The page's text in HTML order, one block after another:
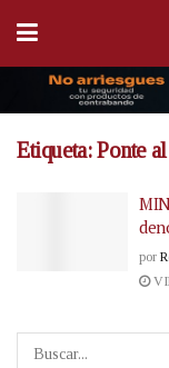
Etiqueta:Ponte
por